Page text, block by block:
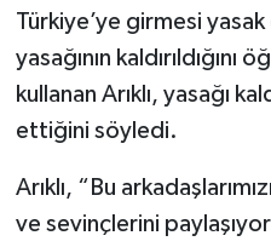
Türkiye’ye girmesi yasak
yasağının
kullanan Arıklı, yasağı
ettiğini söyledi.
Arıklı, “Bu
ve sevinçlerini